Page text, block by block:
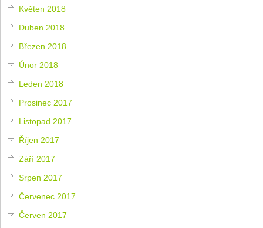
Květen 2018
Duben 2018
Březen 2018
Únor 2018
Leden 2018
Prosinec 2017
Listopad 2017
Říjen 2017
Září 2017
Srpen 2017
Červenec 2017
Červen 2017